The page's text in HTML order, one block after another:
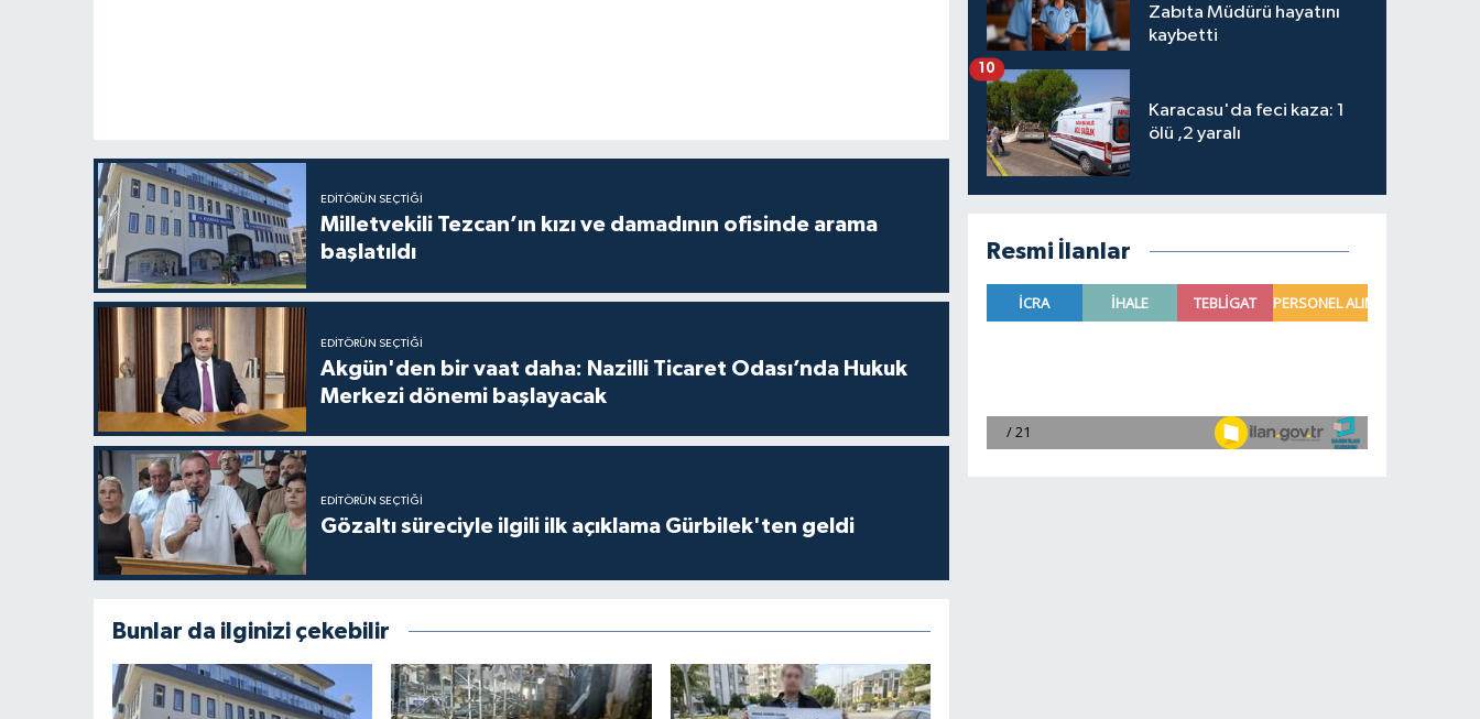
EDITÖRÜN SEÇTIĞI
Milletvekili Tezcan’ın kızı ve damadının ofisinde arama
başlatıldı
EDITÖRÜN SEÇTIĞI
Akgün'den bir vaat daha: Nazilli Ticaret Odası’nda Hukuk
Merkezi dönemi başlayacak
EDITÖRÜN SEÇTIĞI
Gözaltı süreciyle ilgili ilk açıklama Gürbilek'ten geldi
Bunlar da ilginizi çekebilir
Zabıta Müdürü hayatını
kaybetti
Karacasu'da feci kaza: 1
ölü ,2 yaralı
10
Resmi İlanlar